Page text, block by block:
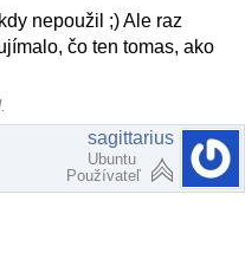
nepoužil ;) Ale raz
čo ten tomas, ako
sagittarius
Ubuntu
Používateľ